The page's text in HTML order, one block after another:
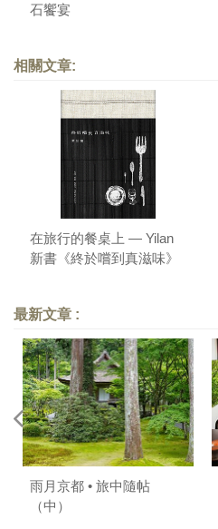
石饗宴
相關文章:
在旅行的餐桌上 — Yilan
新書《終於嚐到真滋味》
最新文章 :
雨月京都 • 旅中隨帖
（中）